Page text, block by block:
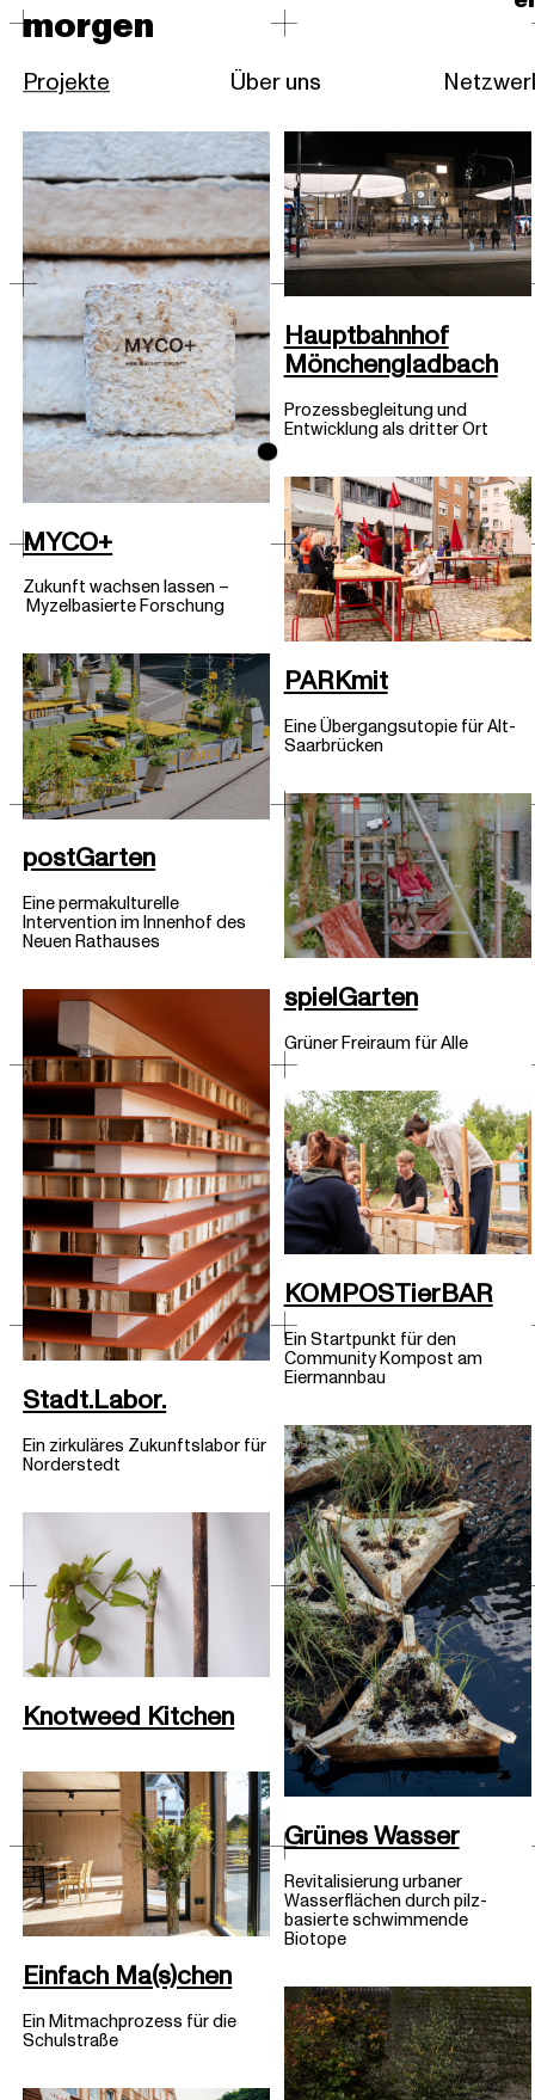
morgen
Projekte Über uns
MYCO+
Zukunft wachsen lassen –
Myzelbasierte Forschung
Hauptbahnhof
Mönchengladbach
Prozessbegleitung und
Entwicklung als dritter Ort
PARKmit
Eine Übergangsutopie für Alt-
Saarbrücken
postGarten
Eine permakulturelle
Intervention im Innenhof des
Neuen Rathauses
spielGarten
Grüner Freiraum für Alle
Stadt.Labor.
Ein zirkuläres Zukunftslabor für
Norderstedt
KOMPOSTierBAR
Ein Startpunkt für den
Community Kompost am
Eiermannbau
Grünes Wasser
Revitalisierung urbaner
Wasserflächen durch pilz-
basierte schwimmende
Biotope
Knotweed Kitchen
Einfach Ma(s)chen
Ein Mitmachprozess für die
Schulstraße